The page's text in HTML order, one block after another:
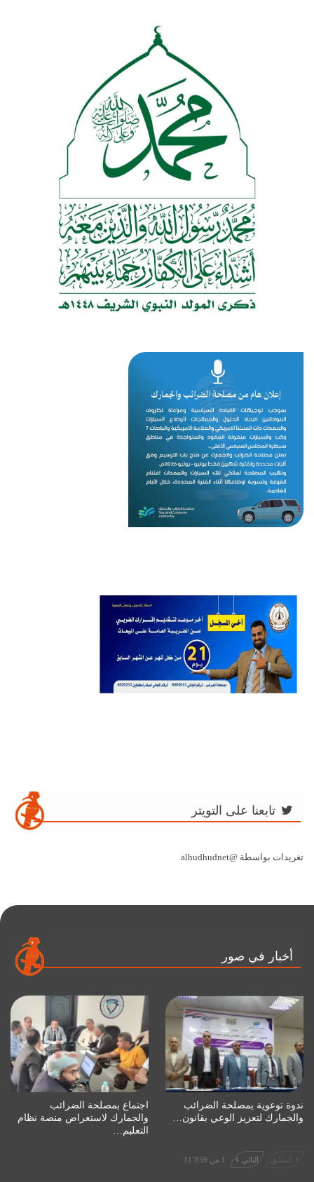
تابعنا على التويتر
تغريدات بواسطة @alhudhudnet
أخبار في صور
ندوة توعوية بمصلحة الضرائب
والجمارك لتعزيز الوعي بقانون…
اجتماع بمصلحة الضرائب
والجمارك لاستعراض منصة نظام
التعليم…
السابق التالي 1 من 11٬859